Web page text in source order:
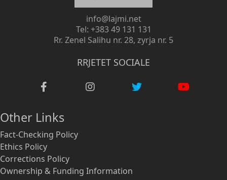
info@lajmi.net
Tel: +383 49 131 131
Rr. Zenel Salihu nr. 28, zyrja nr. 5
RRJETET SOCIALE
Other Links
Fact-Checking Policy
Ethics Policy
Corrections Policy
Ownership & Funding Information